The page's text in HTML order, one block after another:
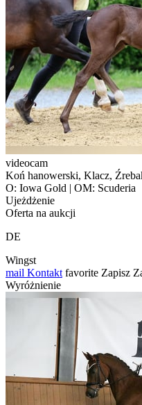
videocam
Koń hanowerski, Klacz,
O: Iowa Gold | OM: Scuderia
Ujeżdżenie
Oferta na aukcji
DE
Wingst
mail Kontakt favorite Zapisz
Wyróżnienie